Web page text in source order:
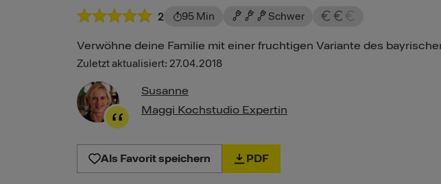
2 95 Min Schwer
Verwöhne deine Familie mit einer fruchtigen Variante des
Zuletzt aktualisiert: 27.04.2018
Susanne
Maggi Kochstudio Expertin
Als Favorit speichern PDF